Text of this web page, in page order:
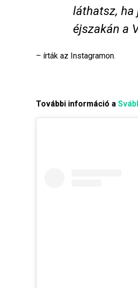
láthatsz, ha
éjszakán a
– írták az Instagramon.
További információ a